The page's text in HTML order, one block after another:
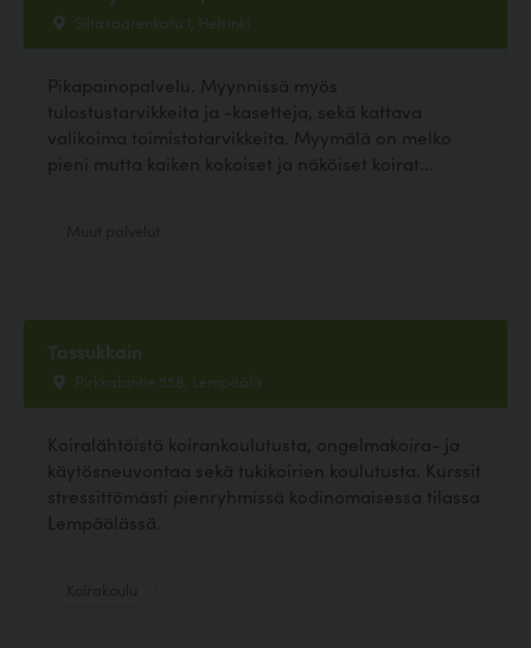
Siltasaarenkatu 1, Helsinki
Pikapainopalvelu. Myynnissä myös
tulostustarvikkeita ja -kasetteja, sekä kattava
valikoima toimistotarvikkeita. Myymälä on melko
pieni mutta kaiken kokoiset ja näköiset koirat...
Tassukkain
Pirkkalantie 558, Lempäälä
Koiralähtöistä koirankoulutusta, ongelmakoira- ja
käytösneuvontaa sekä tukikoirien koulutusta. Kurssit
stressittömästi pienryhmissä kodinomaisessa tilassa
Lempäälässä.